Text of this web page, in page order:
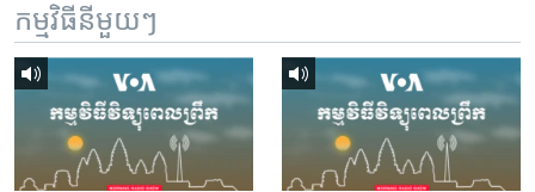
កម្មវិធី​នីមួយៗ